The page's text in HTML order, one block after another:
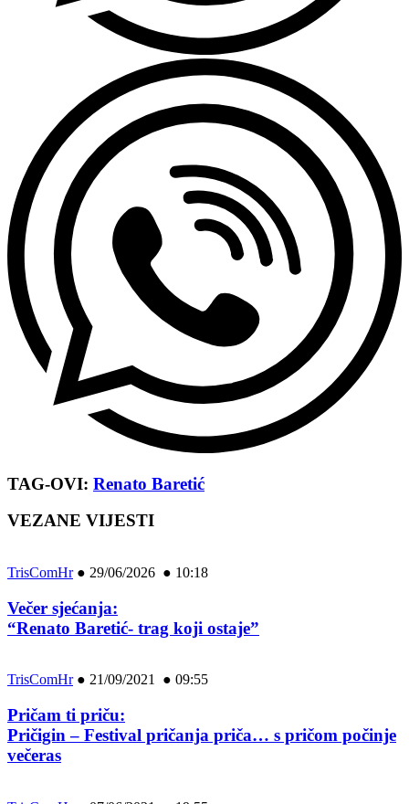
TAG-OVI: Renato Baretić
VEZANE VIJESTI
TrisComHr● 29/06/2026 ● 10:18
Večer sjećanja:
“Renato Baretić- trag koji ostaje”
TrisComHr● 21/09/2021 ● 09:55
Pričam ti priču:
Pričigin – Festival pričanja priča… s pričom počinje
večeras